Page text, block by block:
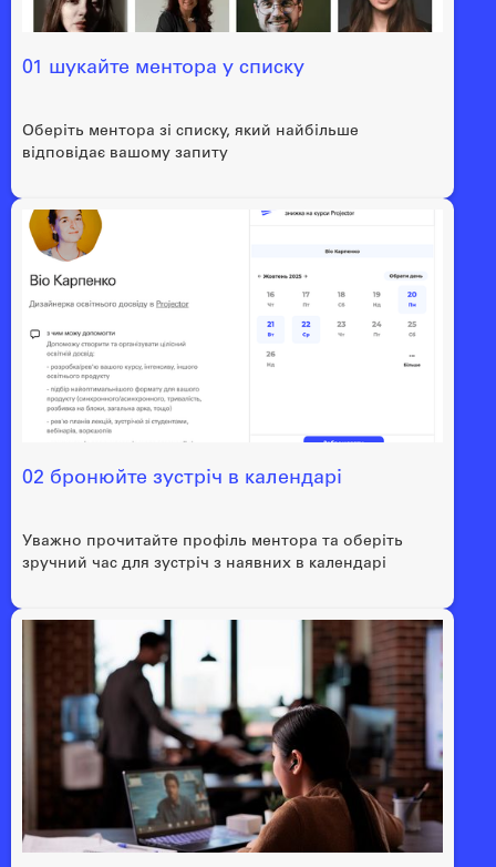
01 шукайте ментора у списку
Оберіть ментора зі списку, який найбільше
відповідає вашому запиту
02 бронюйте зустріч в календарі
Уважно прочитайте профіль ментора та оберіть
зручний час для зустріч з наявних в календарі